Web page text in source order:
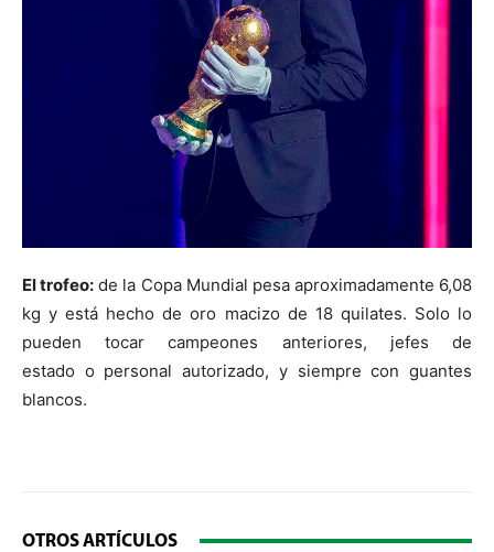
El trofeo: de la Copa Mundial pesa aproximadamente 6,08
kg y está hecho de oro macizo de 18 quilates. Solo lo
pueden tocar campeones anteriores, jefes de
estado o personal autorizado, y siempre con guantes
blancos.
OTROS ARTÍCULOS